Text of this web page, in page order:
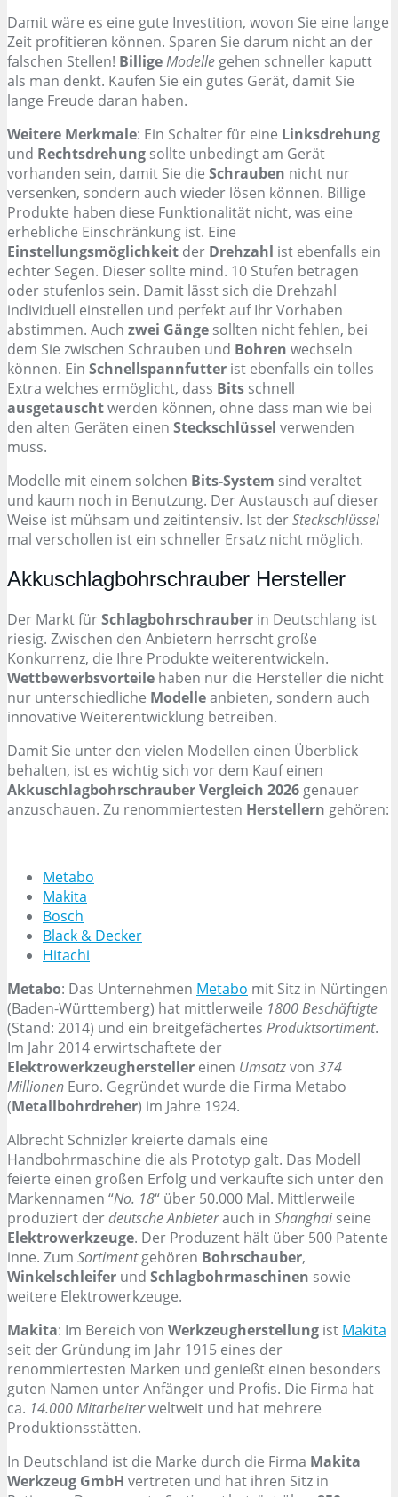
Damit wäre es eine gute Investition, wovon Sie eine lange
Zeit profitieren können. Sparen Sie darum nicht an der
falschen Stellen! BilligeModelle gehen schneller kaputt
als man denkt. Kaufen Sie ein gutes Gerät, damit Sie
lange Freude daran haben.
Weitere Merkmale: Ein Schalter für eine Linksdrehung
und Rechtsdrehung sollte unbedingt am Gerät
vorhanden sein, damit Sie die Schrauben nicht nur
versenken, sondern auch wieder lösen können. Billige
Produkte haben diese Funktionalität nicht, was eine
erhebliche Einschränkung ist. Eine
Einstellungsmöglichkeit der Drehzahl ist ebenfalls ein
echter Segen. Dieser sollte mind. 10 Stufen betragen
oder stufenlos sein. Damit lässt sich die Drehzahl
individuell einstellen und perfekt auf Ihr Vorhaben
abstimmen. Auch zwei Gänge sollten nicht fehlen, bei
dem Sie zwischen Schrauben und Bohren wechseln
können. Ein Schnellspannfutter ist ebenfalls ein tolles
Extra welches ermöglicht, dass Bits schnell
ausgetauschtwerden können, ohne dass man wie bei
den alten Geräten einen Steckschlüssel verwenden
muss.
Modelle mit einem solchen Bits-System sind veraltet
und kaum noch in Benutzung. Der Austausch auf dieser
Weise ist mühsam und zeitintensiv. Ist derSteckschlüssel
mal verschollen ist ein schneller Ersatz nicht möglich.
Akkuschlagbohrschrauber Hersteller
Der Markt fürSchlagbohrschrauber in Deutschlang ist
riesig. Zwischen den Anbietern herrscht große
Konkurrenz, die Ihre Produkte weiterentwickeln.
Wettbewerbsvorteile haben nur die Hersteller die nicht
nur unterschiedliche Modelleanbieten, sondern auch
innovative Weiterentwicklung betreiben.
Damit Sie unter den vielen Modellen einen Überblick
behalten, ist es wichtig sich vor dem Kauf einen
Akkuschlagbohrschrauber Vergleich 2026 genauer
anzuschauen. Zu renommiertesten Herstellern gehören:
Metabo
Makita
Bosch
Black & Decker
Hitachi
Metabo: Das Unternehmen Metabo mit Sitz in Nürtingen
(Baden-Württemberg) hat mittlerweile 1800 Beschäftigte
(Stand: 2014) und ein breitgefächertes Produktsortiment.
Im Jahr 2014 erwirtschaftete der
Elektrowerkzeughersteller einen Umsatzvon 374
Millionen Euro. Gegründet wurde die Firma Metabo
(Metallbohrdreher) im Jahre 1924.
Albrecht Schnizler kreierte damals eine
Handbohrmaschine die als Prototyp galt. Das Modell
feierte einen großen Erfolg und verkaufte sich unter den
Markennamen “No. 18“ über 50.000 Mal. Mittlerweile
produziert derdeutsche Anbieterauch in Shanghai seine
Elektrowerkzeuge. Der Produzent hält über 500 Patente
inne. Zum Sortimentgehören Bohrschauber,
Winkelschleifer und Schlagbohrmaschinen sowie
weitere Elektrowerkzeuge.
Makita: Im Bereich von Werkzeugherstellung ist Makita
seit der Gründung im Jahr 1915 eines der
renommiertesten Marken und genießt einen besonders
guten Namen unter Anfänger und Profis. Die Firma hat
ca. 14.000 Mitarbeiterweltweit und hat mehrere
Produktionsstätten.
In Deutschland ist die Marke durch die Firma Makita
Werkzeug GmbH vertreten und hat ihren Sitz in